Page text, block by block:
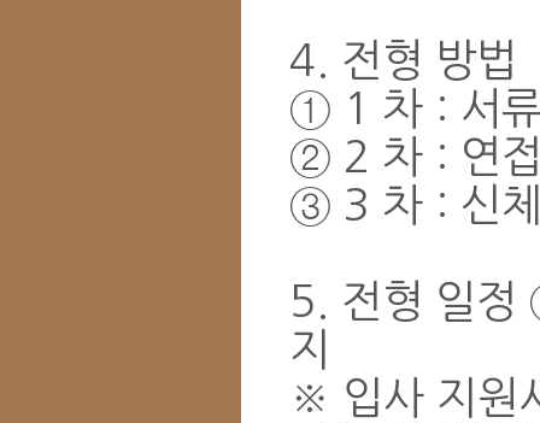
4. 전형 방법
① 1 차 : 서
② 2 차 : 연접
③ 3 차 : 신
5. 전형 일
지
※ 입사 지원